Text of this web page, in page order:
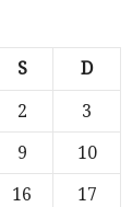
S D
2
3
9
10
16
17